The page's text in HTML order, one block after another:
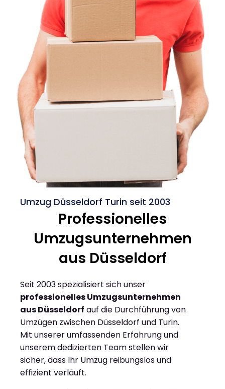
Umzug Düsseldorf Turin seit 2003
Professionelles
Umzugsunternehmen
aus Düsseldorf
Seit 2003 spezialisiert sich unser
professionelles Umzugsunternehmen
aus Düsseldorf auf die Durchführung von
Umzügen zwischen Düsseldorf und Turin.
Mit unserer umfassenden Erfahrung und
unserem dedizierten Team stellen wir
sicher, dass Ihr Umzug reibungslos und
effizient verläuft.